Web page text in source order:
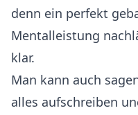
denn ein perfekt
Mentalleistung
klar.
Man kann auch
alles aufschreiben